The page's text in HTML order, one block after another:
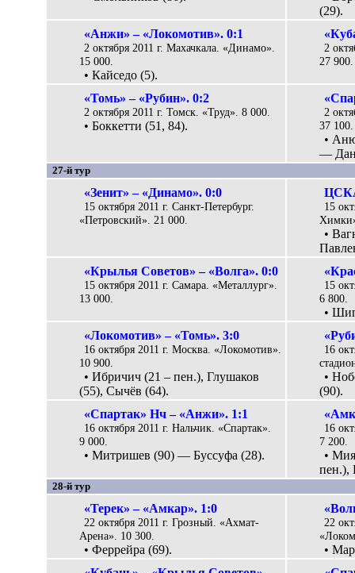
(29).
«Анжи» – «Локомотив». 0:1
2 октября 2011 г. Махачкала. «Динамо».
15 000.
• Кайседо (5).
2
27 900.
«Томь» – «Рубин». 0:2
2 октября 2011 г. Томск. «Труд». 8 000.
• Боккетти (51, 84).
2
37 100.
•
—
27-й тур
«Зенит» – «Динамо». 0:0
15 октября 2011 г. Санкт-Петербург.
«Петровский». 21 000.
15
•
«Крылья Советов» – «Волга». 0:0
15 октября 2011 г. Самара. «Металлург».
13 000.
15
6 800.
•
«Локомотив» – «Томь». 3:0
16 октября 2011 г. Москва. «Локомотив».
10 900.
• Ибричич (21 – пен.), Глушаков
(55), Сычёв (64).
16
•
(90).
«Спартак» Нч – «Анжи». 1:1
16 октября 2011 г. Нальчик. «Спартак».
9 000.
• Митришев (90) — Буссуфа (28).
16
7 200.
•
пен.),
28-й тур
«Терек» – «Амкар». 1:0
22 октября 2011 г. Грозный. «Ахмат-
Арена». 10 300.
• Феррейра (69).
22
•